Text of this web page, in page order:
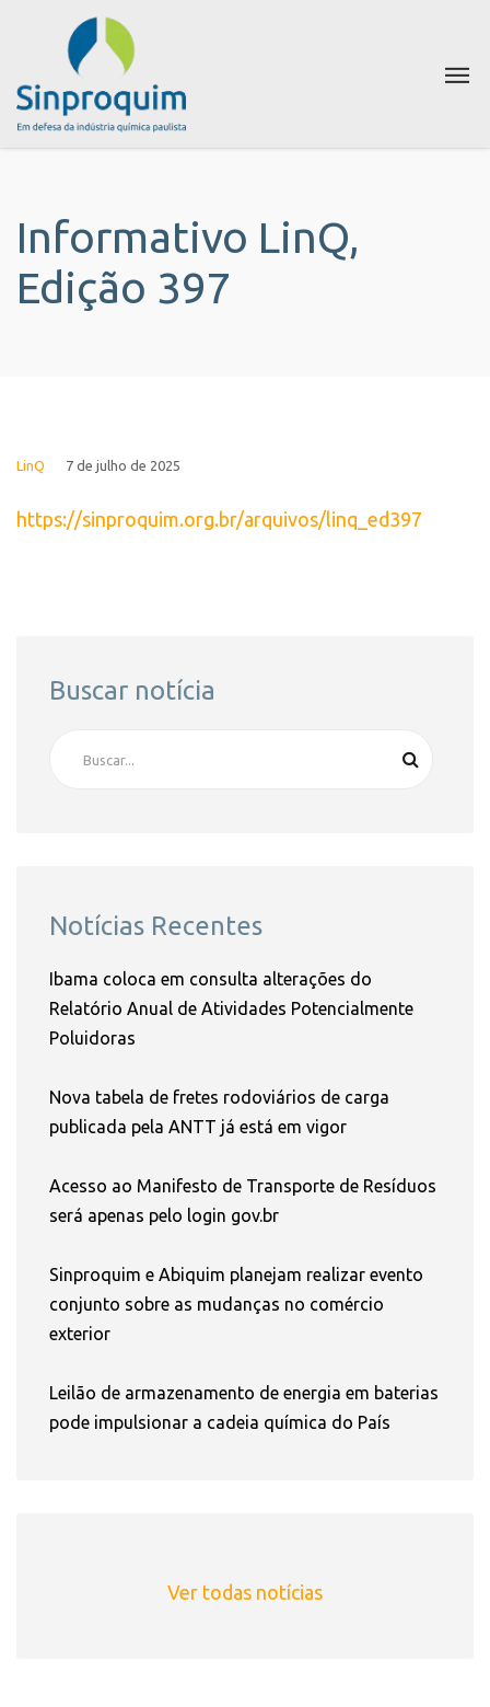
Informativo LinQ,
Edição 397
LinQ 7 de julho de 2025
https://sinproquim.org.br/arquivos/linq_ed397
Buscar notícia
Notícias Recentes
Ibama coloca em consulta alterações do
Relatório Anual de Atividades Potencialmente
Poluidoras
Nova tabela de fretes rodoviários de carga
publicada pela ANTT já está em vigor
Acesso ao Manifesto de Transporte de Resíduos
será apenas pelo login gov.br
Sinproquim e Abiquim planejam realizar evento
conjunto sobre as mudanças no comércio
exterior
Leilão de armazenamento de energia em baterias
pode impulsionar a cadeia química do País
Ver todas notícias